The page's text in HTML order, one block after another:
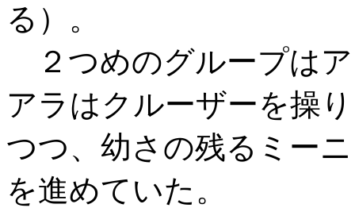
る）。
２つめのグループは
アラはクルーザーを操り
つつ、幼さの残るミー
を進めていた。